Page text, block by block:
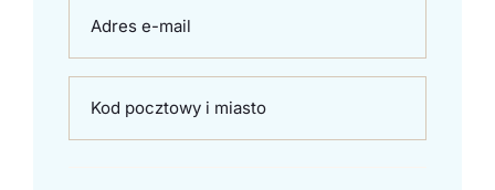
Adres e-mail
Kod pocztowy i miasto